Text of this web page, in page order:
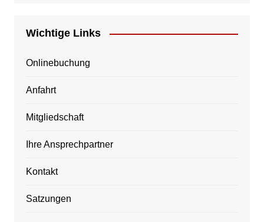
Wichtige Links
Onlinebuchung
Anfahrt
Mitgliedschaft
Ihre Ansprechpartner
Kontakt
Satzungen